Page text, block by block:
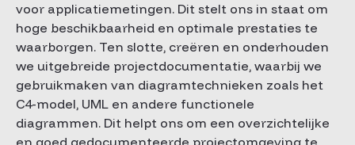
voor applicatiemetingen. Dit stelt ons in staat om
hoge beschikbaarheid en optimale prestaties te
waarborgen. Ten slotte, creëren en onderhouden
we uitgebreide projectdocumentatie, waarbij we
gebruikmaken van diagramtechnieken zoals het
C4-model, UML en andere functionele
diagrammen. Dit helpt ons om een overzichtelijke
en goed gedocumenteerde projectomgeving te